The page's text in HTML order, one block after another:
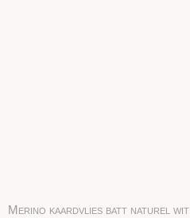
Merino kaardvlies batt naturel wit